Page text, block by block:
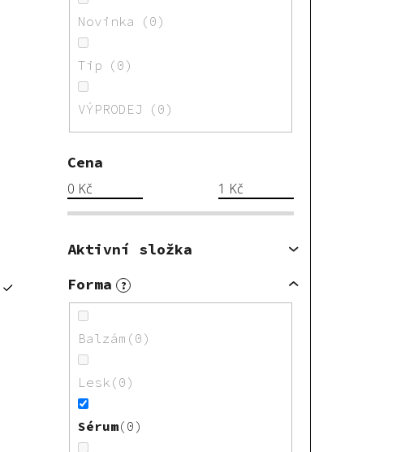
Novinka 0
Tip 0
VÝPRODEJ 0
Cena
0 Kč 1 Kč
Aktivní složka
Forma
?
Balzám 0
Lesk 0
Sérum 0